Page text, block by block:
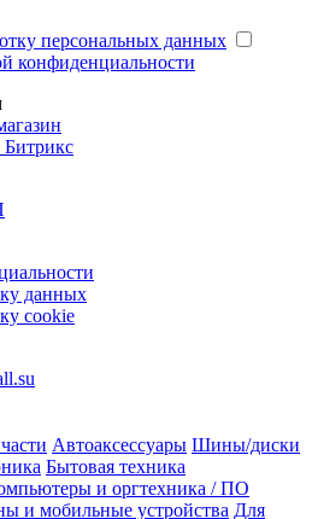
персональных данных
конфиденциальности
Битрикс
данных
cookie
Автоаксессуары Шины/диски
Бытовая техника
и оргтехника / ПО
и мобильные устройства Для